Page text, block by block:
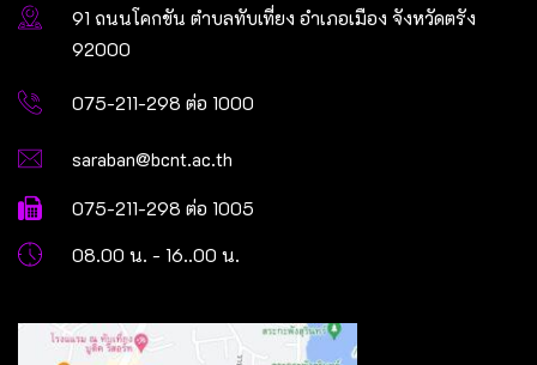
91 ถนนโคกขัน ตำบลทับเที่ยง อำเภอเมือง จังหวัดตรัง
92000
075-211-298 ต่อ 1000
saraban@bcnt.ac.th
075-211-298 ต่อ 1005
08.00 น. - 16..00 น.